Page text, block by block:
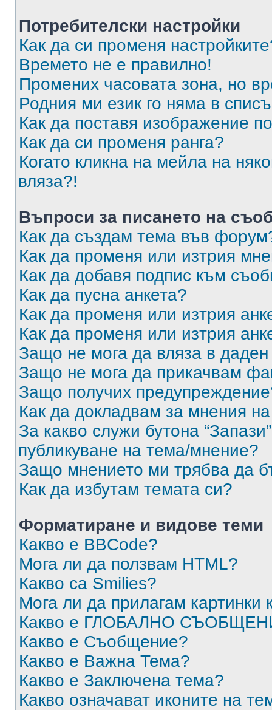
Потребителски настройки
Как да си променя
Времето не е правилно!
Промених часовата зона, но
Родния ми език го няма в
Как да поставя изображение
Как да си променя ранга?
Когато кликна на мейла на
вляза?!
Въпроси за писането на
Как да създам тема във
Как да променя или изтрия
Как да добавя подпис към
Как да пусна анкета?
Как да променя или изтрия
Как да променя или изтрия
Защо не мога да вляза в
Защо не мога да прикачвам
Защо получих
Как да докладвам за мнения
За какво служи бутона
публикуване на тема/мнение?
Защо мнението ми трябва да
Как да избутам темата си?
Форматиране и видове теми
Какво е BBCode?
Мога ли да ползвам HTML?
Какво са Smilies?
Мога ли да прилагам
Какво е ГЛОБАЛНО
Какво е Съобщение?
Какво е Важна Тема?
Какво е Заключена тема?
Какво означават иконите на